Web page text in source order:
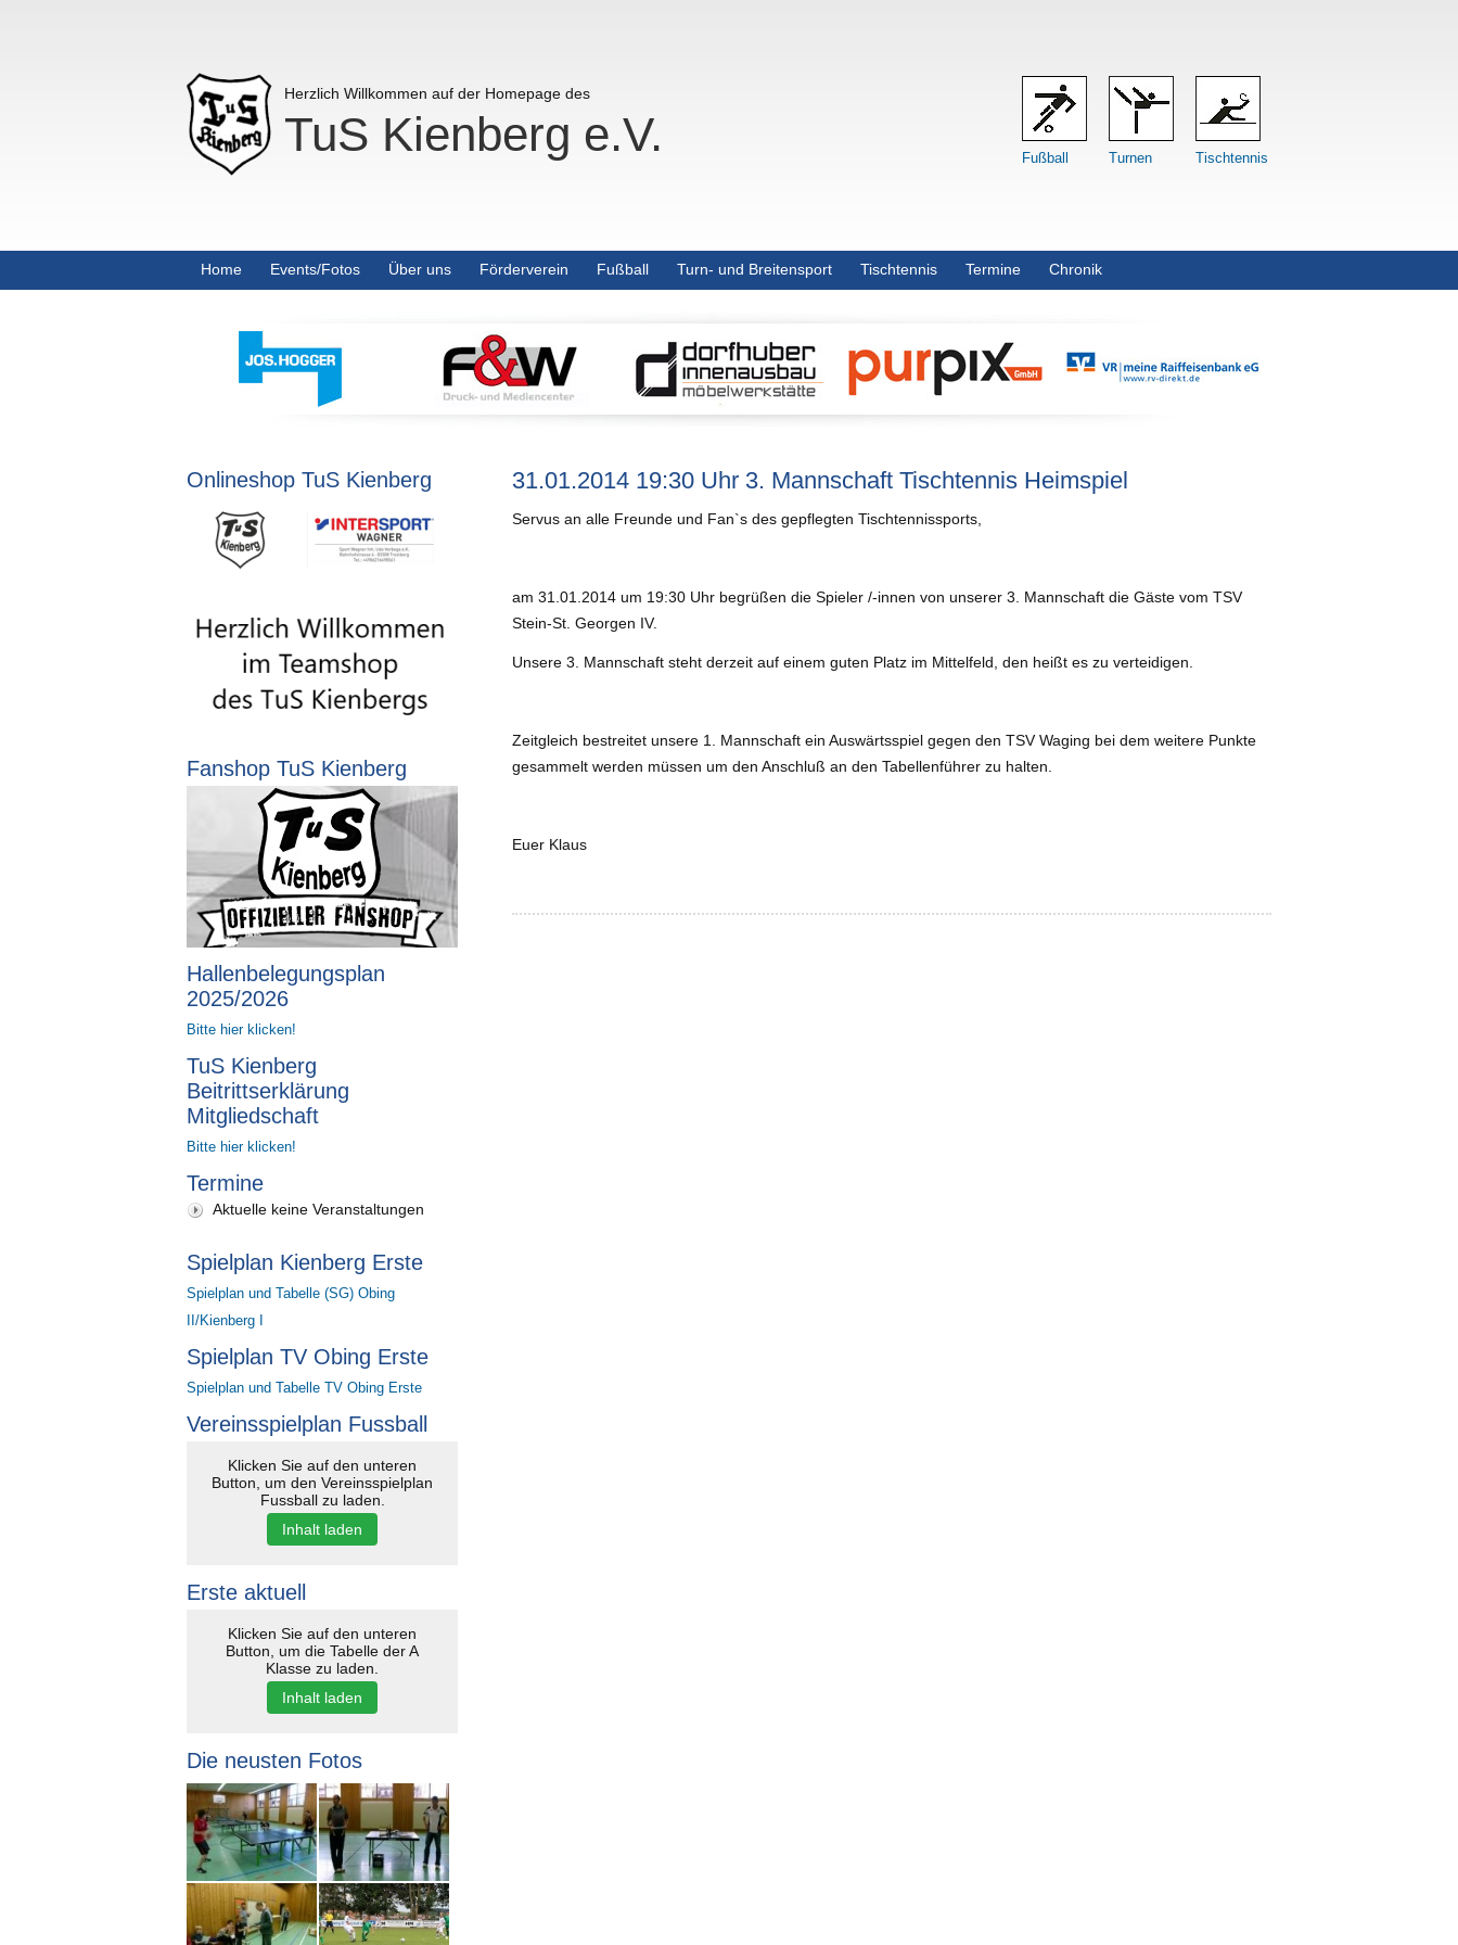
Herzlich Willkommen auf der Homepage des
TuS Kienberg e.V. Fußball Turnen Tischtennis
Home Events/Fotos Über uns Förderverein Fußball Turn- und Breitensport Tischtennis Termine Chronik
Onlineshop TuS Kienberg
Fanshop TuS Kienberg
Hallenbelegungsplan
2025/2026
Bitte hier klicken!
TuS Kienberg
Beitrittserklärung
Mitgliedschaft
Bitte hier klicken!
Termine
Aktuelle keine Veranstaltungen
Spielplan Kienberg Erste
Spielplan und Tabelle (SG) Obing
II/Kienberg I
Spielplan TV Obing Erste
Spielplan und Tabelle TV Obing Erste
Vereinsspielplan Fussball
Klicken Sie auf den unteren
Button, um den Vereinsspielplan
Fussball zu laden.
Inhalt laden
Erste aktuell
Klicken Sie auf den unteren
Button, um die Tabelle der A
Klasse zu laden.
Inhalt laden
Die neusten Fotos
31.01.2014 19:30 Uhr 3. Mannschaft Tischtennis Heimspiel
Servus an alle Freunde und Fan`s des gepflegten Tischtennissports,
am 31.01.2014 um 19:30 Uhr begrüßen die Spieler /-innen von unserer 3. Mannschaft die Gäste vom TSV
Stein-St. Georgen IV.
Unsere 3. Mannschaft steht derzeit auf einem guten Platz im Mittelfeld, den heißt es zu verteidigen.
Zeitgleich bestreitet unsere 1. Mannschaft ein Auswärtsspiel gegen den TSV Waging bei dem weitere Punkte
gesammelt werden müssen um den Anschluß an den Tabellenführer zu halten.
Euer Klaus